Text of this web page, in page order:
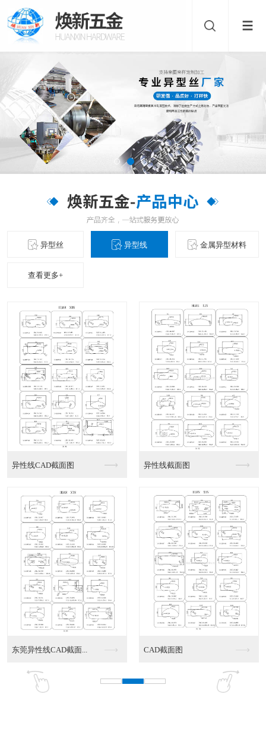
异型丝 异型线 金属异型材料
查看更多+
异性线CAD截面图 异性线截面图
东莞异性线CAD截面... CAD截面图